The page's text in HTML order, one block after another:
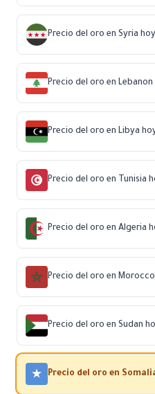
Precio del oro en Syria hoy
Precio del oro en Lebanon
Precio del oro en Libya
Precio del oro en Tunisia
Precio del oro en Algeria
Precio del oro en
Precio del oro en Sudan
Precio del oro en